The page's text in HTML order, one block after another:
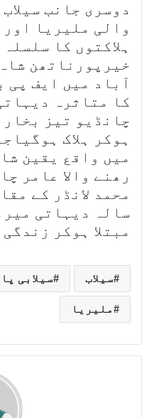
دوسری جانب
والی ملیریا
ہلاکتوں کا
خیرپورناتھن
آباد میں ایف پی
کا متاثرہ
چانڈیو تیز بخار
ہوکر ہلاک
میں واقع یقین
رھنے والا عامر
محمد لانڈر کے
سالہ دیہاتی
مبتلا ہوکر
سیلاب سیلابی
ملیریا